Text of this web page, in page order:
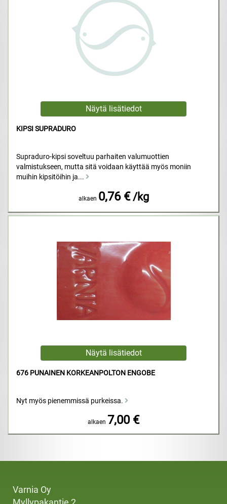
KIPSI SUPRADURO
Supraduro-kipsi soveltuu parhaiten valumuottien
valmistukseen, mutta sitä voidaan käyttää myös moniin
muihin kipsitöihin ja...
alkaen 0,76 € /kg
676 PUNAINEN KORKEANPOLTON ENGOBE
Nyt myös pienemmissä purkeissa.
alkaen 7,00 €
Varnia Oy